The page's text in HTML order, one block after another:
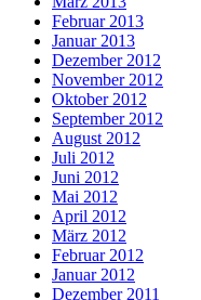
Februar 2013
Januar 2013
Dezember 2012
November 2012
Oktober 2012
September 2012
August 2012
Juli 2012
Juni 2012
Mai 2012
April 2012
März 2012
Februar 2012
Januar 2012
Dezember 2011